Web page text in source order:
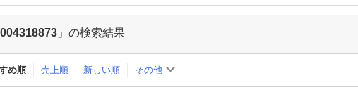
」の検索結果
め順 売上順 新しい順 その他